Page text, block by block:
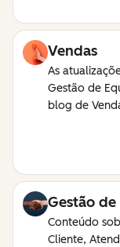
Vendas
As
Gestão de
blog de
Gestão de
Conteúdo
Cliente,